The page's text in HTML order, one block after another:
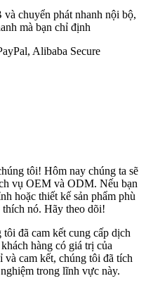
chuyển phát nhanh nội bộ,
mà bạn chỉ định
Alibaba Secure
tôi! Hôm nay chúng ta sẽ
vụ OEM và ODM. Nếu bạn
hoặc thiết kế sản phẩm phù
thích nó. Hãy theo dõi!
đã cam kết cung cấp dịch
hàng có giá trị của
cam kết, chúng tôi đã tích
trong lĩnh vực này.